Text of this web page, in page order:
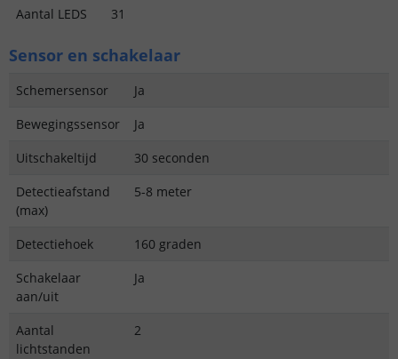
Aantal LEDS
31
Sensor en schakelaar
Schemersensor
Ja
Bewegingssensor
Ja
Uitschakeltijd
30 seconden
Detectieafstand
(max)
5-8 meter
Detectiehoek
160 graden
Schakelaar
aan/uit
Ja
Aantal
lichtstanden
2